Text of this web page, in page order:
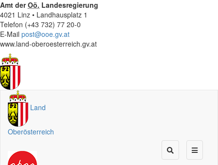
Amt derOö. Landesregierung
4021 Linz • Landhausplatz 1
Telefon (+43 732) 77 20-0
E-Mail post@ooe.gv.at
www.land-oberoesterreich.gv.at
Land
Oberösterreich